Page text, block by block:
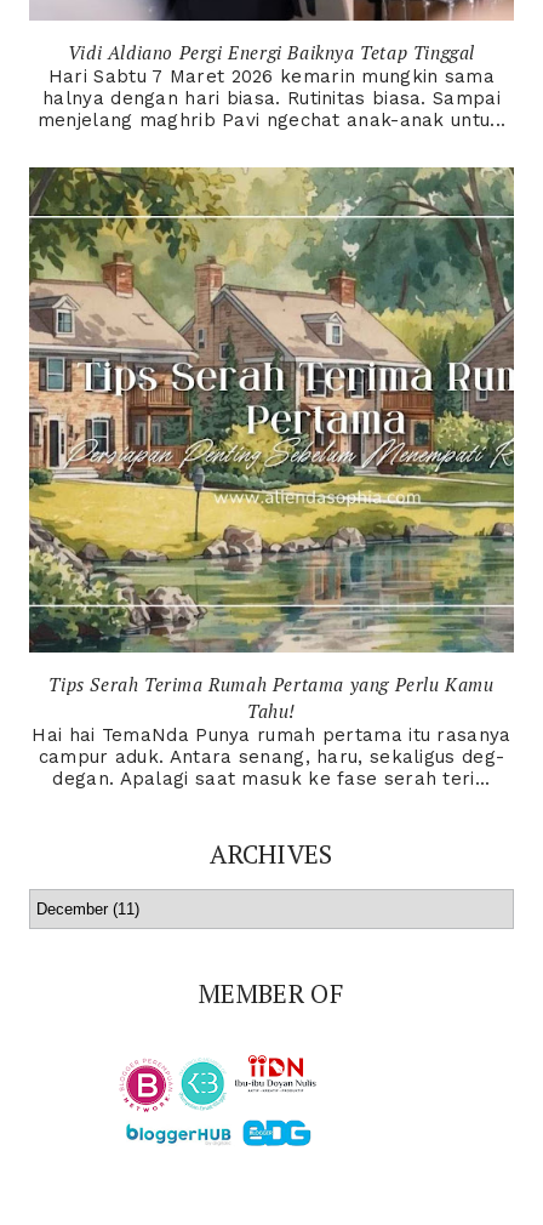
Vidi Aldiano Pergi Energi Baiknya Tetap Tinggal
Hari Sabtu 7 Maret 2026 kemarin mungkin sama
halnya dengan hari biasa. Rutinitas biasa. Sampai
menjelang maghrib Pavi ngechat anak-anak untu...
Tips Serah Terima Rumah Pertama yang Perlu Kamu
Tahu!
Hai hai TemaNda Punya rumah pertama itu rasanya
campur aduk. Antara senang, haru, sekaligus deg-
degan. Apalagi saat masuk ke fase serah teri...
ARCHIVES
MEMBER OF